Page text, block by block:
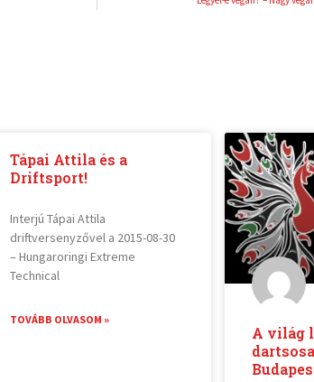
Tápai Attila és a
Driftsport!
Interjú Tápai Attila
driftversenyzővel a 2015-08-30
– Hungaroringi Extreme
Technical
TOVÁBB OLVASOM »
A világ